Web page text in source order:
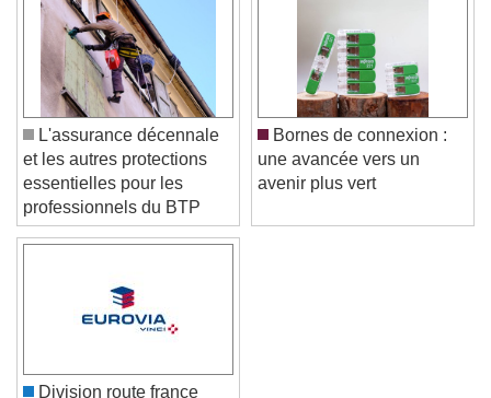
L'assurance décennale
et les autres protections
essentielles pour les
professionnels du BTP
Bornes de connexion :
une avancée vers un